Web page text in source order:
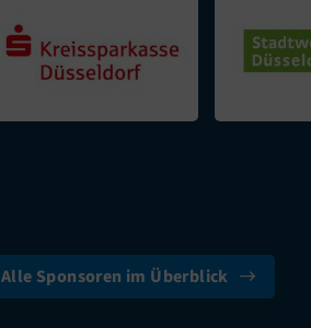
Alle Sponsoren im Überblick